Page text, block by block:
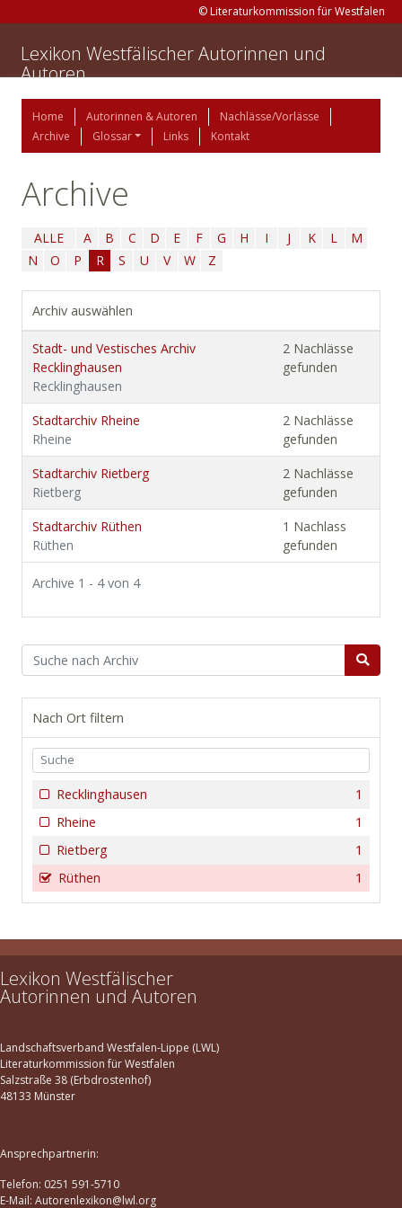
© Literaturkommission für Westfalen
Lexikon Westfälischer Autorinnen und
Autoren
Home Autorinnen & Autoren
Nachlässe/Vorlässe
Archive
Glossar Links Kontakt
Archive
ALLE A B C D E F G H I J K L
M
N
O P R S U V W Z
Archiv auswählen
Stadt- und Vestisches Archiv
Recklinghausen
Recklinghausen
2 Nachlässe
gefunden
Stadtarchiv Rheine
Rheine
2 Nachlässe
gefunden
Stadtarchiv Rietberg
Rietberg
2 Nachlässe
gefunden
Stadtarchiv Rüthen
Rüthen
1 Nachlass
gefunden
Archive 1 - 4 von 4
Nach Ort filtern
1
Recklinghausen
1
Rheine
1
Rietberg
1
Rüthen
Lexikon Westfälischer
Autorinnen und Autoren
Landschaftsverband Westfalen-Lippe (LWL)
Literaturkommission für Westfalen
Salzstraße 38 (Erbdrostenhof)
48133 Münster
Ansprechpartnerin:
Telefon: 0251 591-5710
E-Mail: Autorenlexikon@lwl.org